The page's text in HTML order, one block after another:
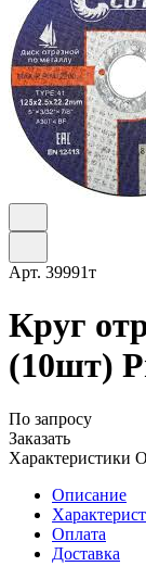
Арт. 39991т
Круг
(10шт)
По запросу
Заказать
Характеристики
Описание
Оплата
Доставка